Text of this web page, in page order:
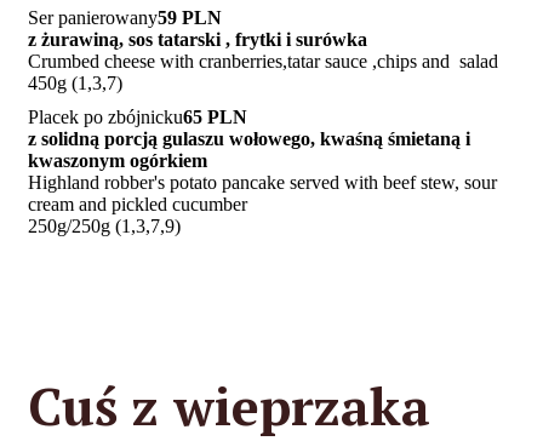
Ser panierowany59 PLN
z żurawiną, sos tatarski , frytki i surówka
Crumbed cheese with cranberries,tatar sauce ,chips and salad
450g (1,3,7)
Placek po zbójnicku65 PLN
z solidną porcją gulaszu wołowego, kwaśną śmietaną i
kwaszonym ogórkiem
Highland robber's potato pancake served with beef stew, sour
cream and pickled cucumber
250g/250g (1,3,7,9)
Cuś z wieprzaka